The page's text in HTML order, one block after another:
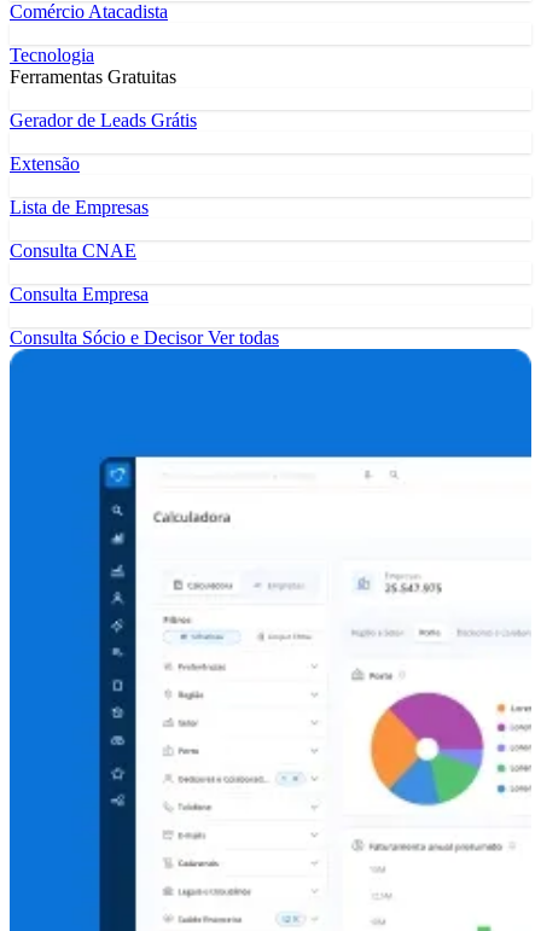
Comércio Atacadista
Tecnologia
Ferramentas Gratuitas
Gerador de Leads Grátis
Extensão
Lista de Empresas
Consulta CNAE
Consulta Empresa
Consulta Sócio e DecisorVer todas